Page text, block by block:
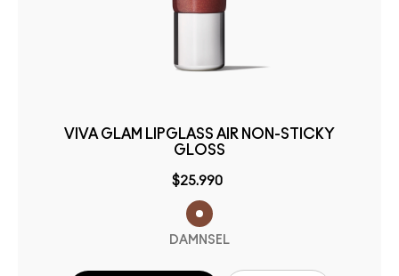
VIVA GLAM LIPGLASS AIR NON-STICKY
GLOSS
$25.990
DAMNSEL